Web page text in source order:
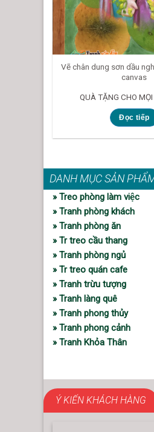
Vẽ chân dung sơn dầu
canvas
QUÀ TẶNG CHO
Đọc tiếp
DANH MỤC SẢN
» Treo phòng làm việc
» Tranh phòng khách
» Tranh phòng ăn
» Tr treo cầu thang
» Tranh phòng ngủ
» Tr treo quán cafe
» Tranh trừu tượng
» Tranh làng quê
» Tranh phong thủy
» Tranh phong cảnh
» Tranh Khỏa Thân
Ý KIẾN KHÁCH HÀNG